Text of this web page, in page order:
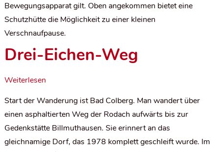
Bewegungsapparat gilt. Oben angekommen bietet eine
Schutzhütte die Möglichkeit zu einer kleinen
Verschnaufpause.
Drei-Eichen-Weg
Weiterlesen
Start der Wanderung ist Bad Colberg. Man wandert über
einen asphaltierten Weg der Rodach aufwärts bis zur
Gedenkstätte Billmuthausen. Sie erinnert an das
gleichnamige Dorf, das 1978 komplett geschleift wurde. Im